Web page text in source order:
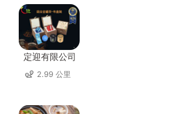
定迎有限公司
2.99 公里